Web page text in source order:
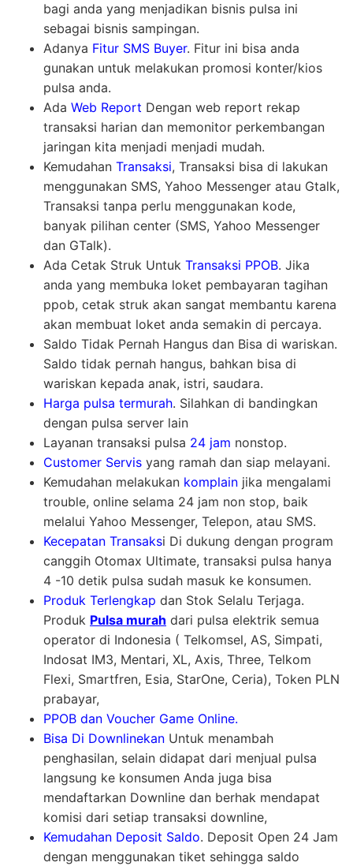
bagi anda yang menjadikan bisnis pulsa ini
sebagai bisnis sampingan.
Adanya Fitur SMS Buyer. Fitur ini bisa anda
gunakan untuk melakukan promosi konter/kios
pulsa anda.
Ada Web Report Dengan web report rekap
transaksi harian dan memonitor perkembangan
jaringan kita menjadi menjadi mudah.
Kemudahan Transaksi, Transaksi bisa di lakukan
menggunakan SMS, Yahoo Messenger atau Gtalk,
Transaksi tanpa perlu menggunakan kode,
banyak pilihan center (SMS, Yahoo Messenger
dan GTalk).
Ada Cetak Struk Untuk Transaksi PPOB. Jika
anda yang membuka loket pembayaran tagihan
ppob, cetak struk akan sangat membantu karena
akan membuat loket anda semakin di percaya.
Saldo Tidak Pernah Hangus dan Bisa di wariskan.
Saldo tidak pernah hangus, bahkan bisa di
wariskan kepada anak, istri, saudara.
Harga pulsa termurah. Silahkan di bandingkan
dengan pulsa server lain
Layanan transaksi pulsa 24 jam nonstop.
Customer Servis yang ramah dan siap melayani.
Kemudahan melakukan komplain jika mengalami
trouble, online selama 24 jam non stop, baik
melalui Yahoo Messenger, Telepon, atau SMS.
Kecepatan Transaksi Di dukung dengan program
canggih Otomax Ultimate, transaksi pulsa hanya
4 -10 detik pulsa sudah masuk ke konsumen.
Produk Terlengkap dan Stok Selalu Terjaga.
Produk Pulsa murah dari pulsa elektrik semua
operator di Indonesia ( Telkomsel, AS, Simpati,
Indosat IM3, Mentari, XL, Axis, Three, Telkom
Flexi, Smartfren, Esia, StarOne, Ceria), Token PLN
prabayar,
PPOB dan Voucher Game Online.
Bisa Di Downlinekan Untuk menambah
penghasilan, selain didapat dari menjual pulsa
langsung ke konsumen Anda juga bisa
mendaftarkan Downline dan berhak mendapat
komisi dari setiap transaksi downline,
Kemudahan Deposit Saldo. Deposit Open 24 Jam
dengan menggunakan tiket sehingga saldo